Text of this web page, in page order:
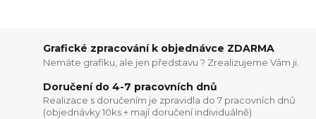
Grafické zpracování k objednávce ZDARMA
Nemáte grafiku, ale jen představu ? Zrealizujeme Vám ji.
Doručení do 4-7 pracovních dnů
Realizace s doručením je zpravidla do 7 pracovních dnů
(objednávky 10ks + mají doručení individuálně)